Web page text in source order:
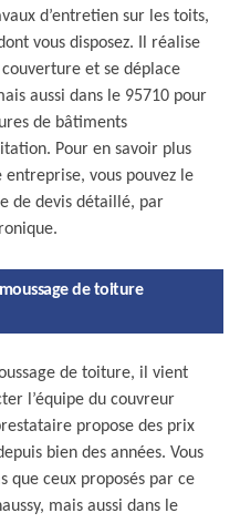
d’entretien sur les toits,
vous disposez. Il réalise
et se déplace
aussi dans le 95710 pour
de bâtiments
Pour en savoir plus
vous pouvez le
de devis détaillé, par
de toiture
de toiture, il vient
l’équipe du couvreur
propose des prix
bien des années. Vous
que ceux proposés par ce
mais aussi dans le